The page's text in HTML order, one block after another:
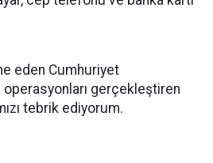
eden Cumhuriyet
operasyonları gerçekleştiren
tebrik ediyorum.